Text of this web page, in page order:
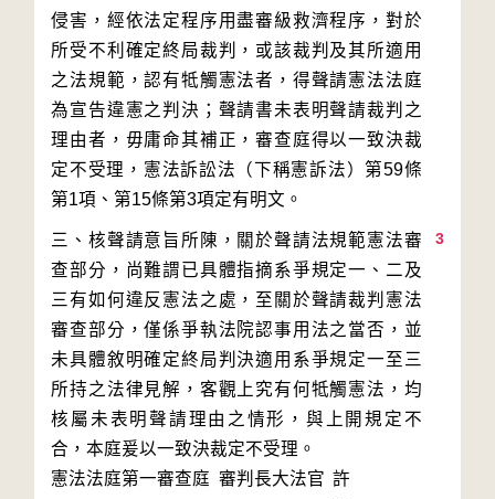
侵害，經依法定程序用盡審級救濟程序，對於
所受不利確定終局裁判，或該裁判及其所適用
之法規範，認有牴觸憲法者，得聲請憲法法庭
為宣告違憲之判決；聲請書未表明聲請裁判之
理由者，毋庸命其補正，審查庭得以一致決裁
定不受理，憲法訴訟法（下稱憲訴法）第59條
3
三、核聲請意旨所陳，關於聲請法規範憲法審
查部分，尚難謂已具體指摘系爭規定一、二及
三有如何違反憲法之處，至關於聲請裁判憲法
審查部分，僅係爭執法院認事用法之當否，並
未具體敘明確定終局判決適用系爭規定一至三
所持之法律見解，客觀上究有何牴觸憲法，均
核屬未表明聲請理由之情形，與上開規定不
合，本庭爰以一致決裁定不受理。
憲法法庭第一審查庭 審判長大法官 許